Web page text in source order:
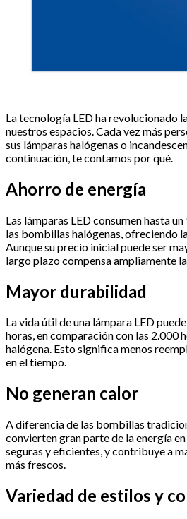
La tecnología LED ha revolucionado
nuestros espacios. Cada vez más
sus lámparas halógenas o
continuación, te contamos por qué.
Ahorro de energía
Las lámparas LED consumen hasta
las bombillas halógenas, ofreciendo
Aunque su precio inicial puede ser
largo plazo compensa ampliamente
Mayor durabilidad
La vida útil de una lámpara LED
horas, en comparación con las 2.000
halógena. Esto significa menos
en el tiempo.
No generan calor
A diferencia de las bombillas
convierten gran parte de la energía
seguras y eficientes, y contribuye a
más frescos.
Variedad de estilos y